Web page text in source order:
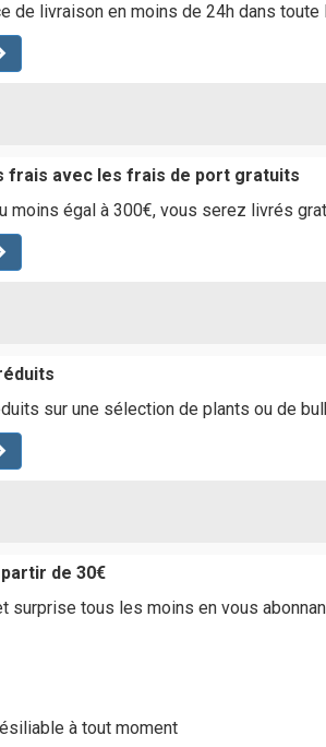
de livraison en moins de 24h dans toute
frais avec les frais de port gratuits
moins égal à 300€, vous serez livrés
sur une sélection de plants ou de
de 30€
surprise tous les moins en vous
à tout moment